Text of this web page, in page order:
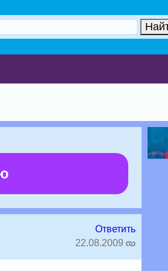
Ответить
22.08.2009